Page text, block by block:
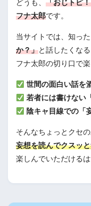
どうも、 「おじトピ
フナ太郎です。
当サイトでは、知っ
か？」と話したくな
フナ太郎の切り口で
世間の面白い話を
若者には書けない
陰キャ目線での「
そんなちょっとクセ
妄想を読んでクスッ
楽しんでいただけるは